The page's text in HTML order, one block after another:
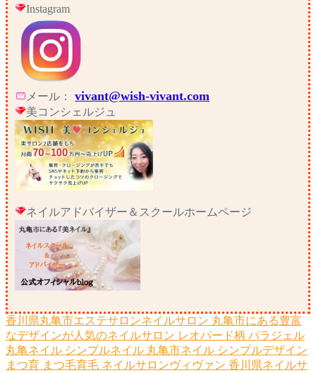
Instagram
メール： vivant@wish-vivant.com
美コンシェルジュ
ネイルアドバイザー＆スクールホームページ
香川県丸亀市エステサロンネイルサロン 丸亀市にある豊富
なデザインが人気のネイルサロン レオパード柄 パラジェル
丸亀ネイル シンプルネイル 丸亀市ネイル シンプルデザイン
まつ育 まつ毛育毛 ネイルサロンヴィヴァン 香川県ネイルサ